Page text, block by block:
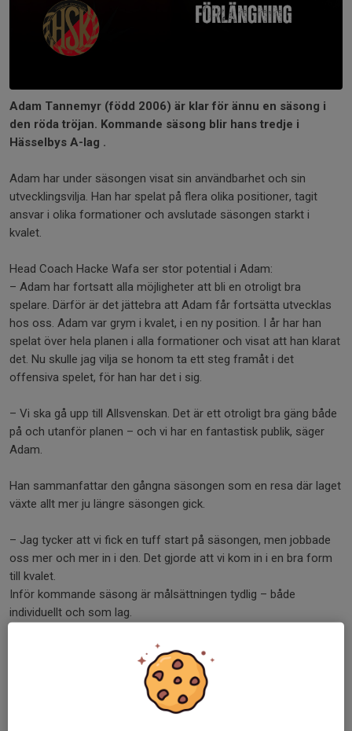
Adam Tannemyr (född 2006) är klar för ännu en säsong i
den röda tröjan. Kommande säsong blir hans tredje i
Hässelbys A-lag .
Adam har under säsongen visat sin användbarhet och sin
utvecklingsvilja. Han har spelat på flera olika positioner, tagit
ansvar i olika formationer och avslutade säsongen starkt i
kvalet.
Head Coach Hacke Wafa ser stor potential i Adam:
– Adam har fortsatt alla möjligheter att bli en otroligt bra
spelare. Därför är det jättebra att Adam får fortsätta utvecklas
hos oss. Adam var grym i kvalet, i en ny position. I år har han
spelat över hela planen i alla formationer och visat att han klarat
det. Nu skulle jag vilja se honom ta ett steg framåt i det
offensiva spelet, för han har det i sig.
– Vi ska gå upp till Allsvenskan. Det är ett otroligt bra gäng både
på och utanför planen – och vi har en fantastisk publik, säger
Adam.
Han sammanfattar den gångna säsongen som en resa där laget
växte allt mer ju längre säsongen gick.
– Jag tycker att vi fick en tuff start på säsongen, men jobbade
oss mer och mer in i den. Det gjorde att vi kom in i en bra form
till kvalet.
Inför kommande säsong är målsättningen tydlig – både
individuellt och som lag.
– Min egen målsättning är att förbättra mitt fysiska spel. För
laget handlar det om att vi ska utveckla vårt spel ytterligare och
ta oss tillbaka till Allsvenskan.